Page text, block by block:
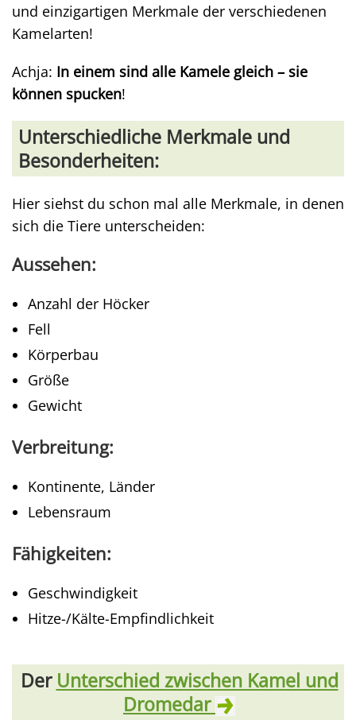
und einzigartigen Merkmale der verschiedenen
Kamelarten!
Achja: In einem sind alle Kamele gleich – sie
können spucken!
Unterschiedliche Merkmale und
Besonderheiten:
Hier siehst du schon mal alle Merkmale, in denen
sich die Tiere unterscheiden:
Aussehen:
Anzahl der Höcker
Fell
Körperbau
Größe
Gewicht
Verbreitung:
Kontinente, Länder
Lebensraum
Fähigkeiten:
Geschwindigkeit
Hitze-/Kälte-Empfindlichkeit
Der Unterschied zwischen Kamel und
Dromedar